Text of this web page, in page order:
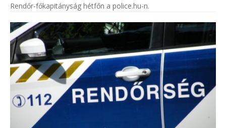
Rendőr-főkapitányság hétfőn a police.hu-n.